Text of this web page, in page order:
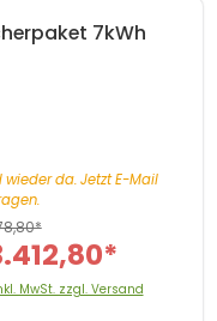
7kWh
wieder da. Jetzt E-Mail
MwSt. zzgl. Versand